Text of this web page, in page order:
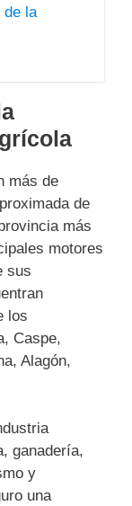
de la
más de
de
más
motores
sus
los
Caspe,
Alagón,
ganadería,
y
una